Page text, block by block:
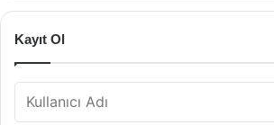
Kayıt Ol